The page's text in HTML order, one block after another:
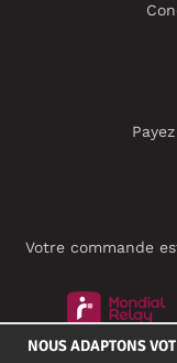
Votre commande
NOUS ADAPTONS